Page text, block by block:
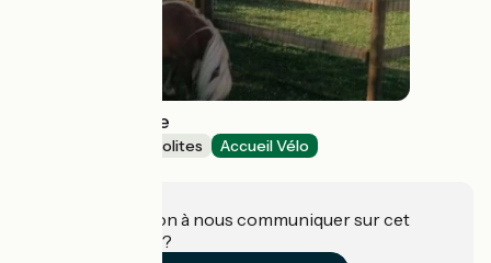
Insolite by Emilie
Hébergements insolites Accueil Vélo
Une information à nous communiquer sur cet
établissement ?